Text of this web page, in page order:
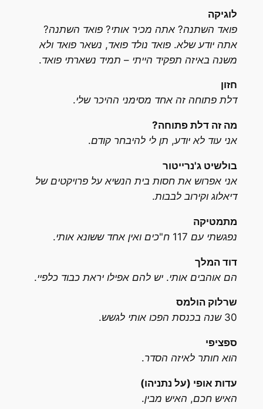
לוגיקה
פואד השתנה? אתה מכיר אותי? פואד השתנה?
אתה יודע שלא. פואד נולד פואד, נשאר פואד ולא
משנה באיזה תפקיד הייתי – תמיד נשארתי פואד.
חזון
דלת פתוחה זה אחד מסימני ההיכר שלי.
מה זה דלת פתוחה?
אני עוד לא יודע, תן לי להיבחר קודם.
בולשיט ג'נרייטור
אני אפרוש את חסות בית הנשיא על פרויקטים של
דיאלוג וקירוב לבבות.
מתמטיקה
נפגשתי עם 117 ח"כים ואין אחד ששונא אותי.
דוד המלך
הם אוהבים אותי. יש להם אפילו יראת כבוד כלפיי.
שרלוק הולמס
30 שנה בכנסת הפכו אותי לגשש.
ספציפי
הוא חותר לאיזה הסדר.
עדות אופי (על נתניהו)
האיש חכם, האיש מבין.